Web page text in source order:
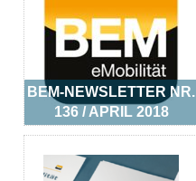
BEM-NEWSLETTER NR.
136 / APRIL 2018